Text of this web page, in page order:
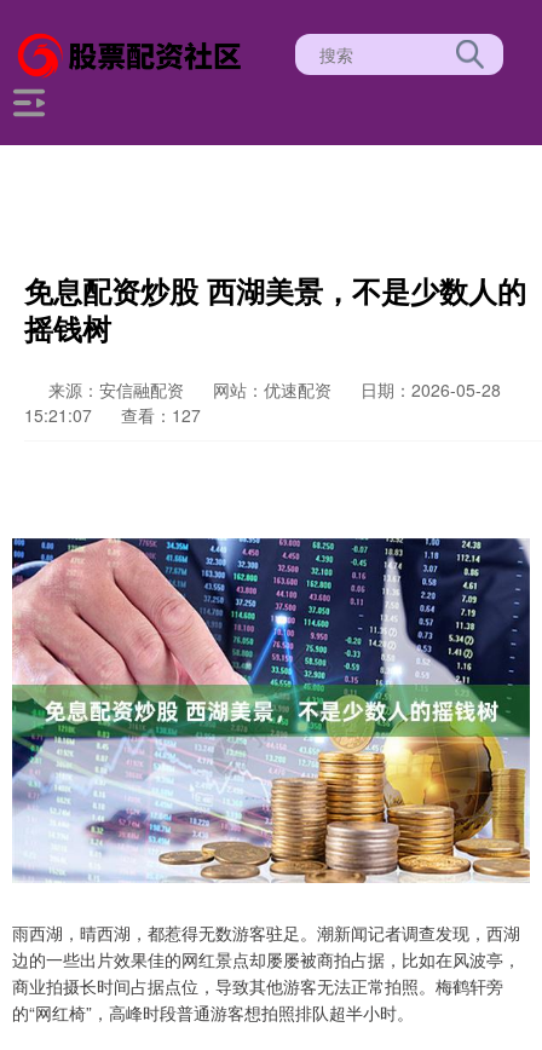
免息配资炒股 西湖美景，不是少数人的
摇钱树
来源：安信融配资 网站：优速配资
日期：2026-05-28
15:21:07
查看：127
雨西湖，晴西湖，都惹得无数游客驻足。潮新闻记者调查发现，西湖
边的一些出片效果佳的网红景点却屡屡被商拍占据，比如在风波亭，
商业拍摄长时间占据点位，导致其他游客无法正常拍照。梅鹤轩旁
的“网红椅”，高峰时段普通游客想拍照排队超半小时。